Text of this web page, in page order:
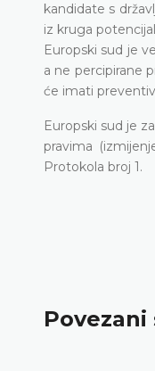
kandidate s
iz kruga
Europski sud je
a ne percipirane
će imati
Europski sud je
pravima
Protokola broj 1.
Povezani